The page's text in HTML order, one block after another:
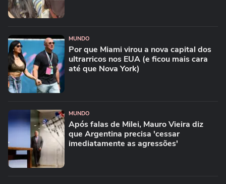
MUNDO
Por que Miami virou a nova capital dos
ultrarricos nos EUA (e ficou mais cara
até que Nova York)
MUNDO
Após falas de Milei, Mauro Vieira diz
que Argentina precisa 'cessar
imediatamente as agressões'